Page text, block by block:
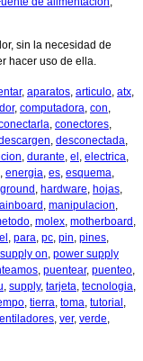
sin la necesidad de
hacer uso de ella.
, aparatos, articulo, atx,
, computadora, con,
, conectores,
, desconectada,
, durante, el , electrica,
, energia, es, esquema,
ground , hardware, hojas,
, manipulacion,
, molex, motherboard ,
, para, pc, pin, pines,
on, power supply
, puentear, puenteo,
, supply, tarjeta, tecnologia,
, tierra, toma, tutorial ,
, ver, verde,